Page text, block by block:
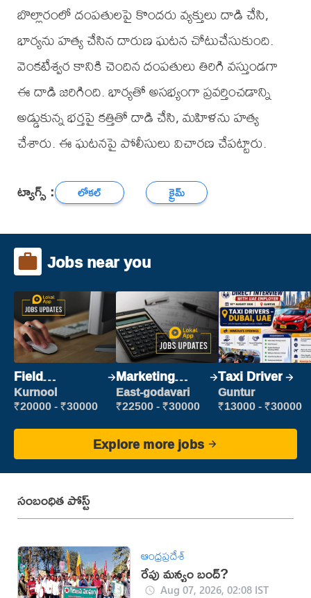
బొల్లారంలో దంపతులపై కొందరు వ్యక్తులు దాడి చేసి,
భార్యను హత్య చేసిన దారుణ ఘటన చోటుచేసుకుంది.
వెంకటేశ్వర కానికి చెందిన దంపతులు తిరిగి వస్తుండగా
ఈ దాడి జరిగింది. భార్యతో అసభ్యంగా ప్రవర్తించడాన్ని
అడ్డుకున్న భర్తపై కత్తితో దాడి చేసి, మహిళను హత్య
చేశారు. ఈ ఘటనపై పోలీసులు విచారణ చేపట్టారు.
ట్యాగ్స్ : లోకల్ క్రైమ్
Jobs near you
Field
Marketing
Executive
Kurnool
₹20000 - ₹30000
Marketing
Executive
East-godavari
₹22500 - ₹30000
Taxi Driver
Guntur
₹13000 - ₹30000
Explore more jobs
సంబంధిత పోస్ట్
ఆంధ్రప్రదేశ్
రేపు మన్యం బంద్‌?
Aug 07, 2026, 02:08 IST